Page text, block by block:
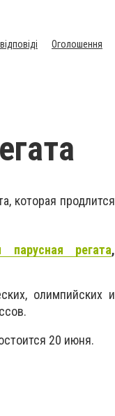
Оголошення
которая продлится
регата,
олимпийских и
20 июня.